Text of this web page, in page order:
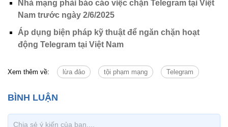
Nhà mạng phải báo cáo việc chặn Telegram tại Việt
Nam trước ngày 2/6/2025
Áp dụng biện pháp kỹ thuật để ngăn chặn hoạt
động Telegram tại Việt Nam
Xem thêm về: lừa đảo tội phạm mạng Telegram